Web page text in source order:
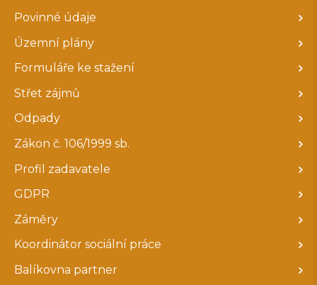
Povinné údaje
Územní plány
Formuláře ke stažení
Střet zájmů
Odpady
Zákon č. 106/1999 sb.
Profil zadavatele
GDPR
Záměry
Koordinátor sociální práce
Balíkovna partner